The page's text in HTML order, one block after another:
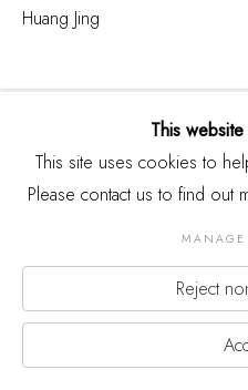
Huang Jing
周三至周日 10:00-18:00 周
北京市朝阳区草场地155 号A
+86 10 64322663
场地合作：+86
三影堂厦门
09:30-17:30 周
This
This site uses cookies to
Please contact us to find out
MANAGE
Reject